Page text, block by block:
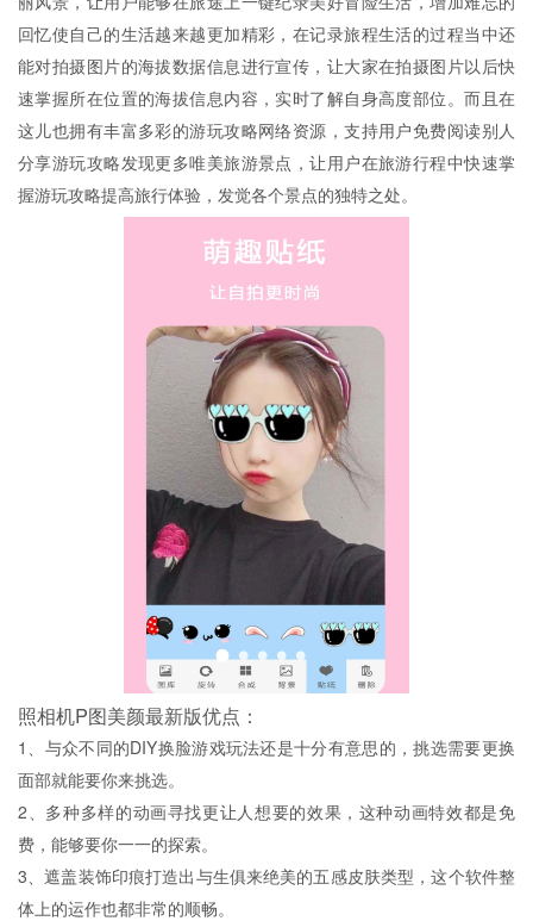
回忆使自己的生活越来越更加精彩，在记录旅程生活的过程当中还
能对拍摄图片的海拔数据信息进行宣传，让大家在拍摄图片以后快
速掌握所在位置的海拔信息内容，实时了解自身高度部位。而且在
这儿也拥有丰富多彩的游玩攻略网络资源，支持用户免费阅读别人
分享游玩攻略发现更多唯美旅游景点，让用户在旅游行程中快速掌
握游玩攻略提高旅行体验，发觉各个景点的独特之处。
照相机P图美颜最新版优点：
1、与众不同的DIY换脸游戏玩法还是十分有意思的，挑选需要更换
面部就能要你来挑选。
2、多种多样的动画寻找更让人想要的效果，这种动画特效都是免
费，能够要你一一的探索。
3、遮盖装饰印痕打造出与生俱来绝美的五感皮肤类型，这个软件整
体上的运作也都非常的顺畅。